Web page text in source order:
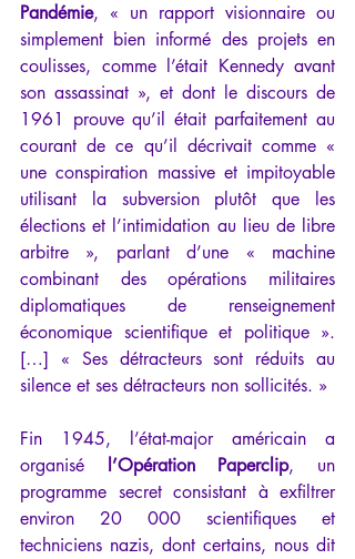
Pandémie, « un rapport visionnaire ou
simplement bien informé des projets en
coulisses, comme l’était Kennedy avant
son assassinat », et dont le discours de
1961 prouve qu’il était parfaitement au
courant de ce qu’il décrivait comme «
une conspiration massive et impitoyable
utilisant la subversion plutôt que les
élections et l’intimidation au lieu de libre
arbitre », parlant d’une « machine
combinant des opérations militaires
diplomatiques de renseignement
économique scientifique et politique ».
[…] « Ses détracteurs sont réduits au
silence et ses détracteurs non sollicités. »
Fin 1945, l’état-major américain a
organisé l’Opération Paperclip, un
programme secret consistant à exfiltrer
environ 20 000 scientifiques et
techniciens nazis, dont certains, nous dit